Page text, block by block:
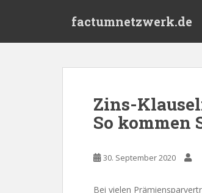
factumnetzwerk.de
Zins-
So kommen
30. September 2020
Bei vielen